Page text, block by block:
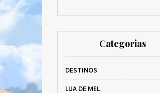
Categorias
DESTINOS
LUA DE MEL